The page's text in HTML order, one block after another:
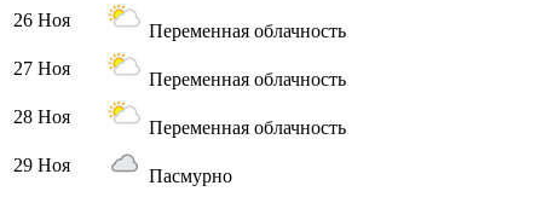
26 Ноя
Переменная облачность
27 Ноя
Переменная облачность
28 Ноя
Переменная облачность
29 Ноя
Пасмурно